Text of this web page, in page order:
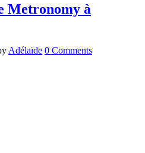
Metronomy à
Adélaïde 0 Comments